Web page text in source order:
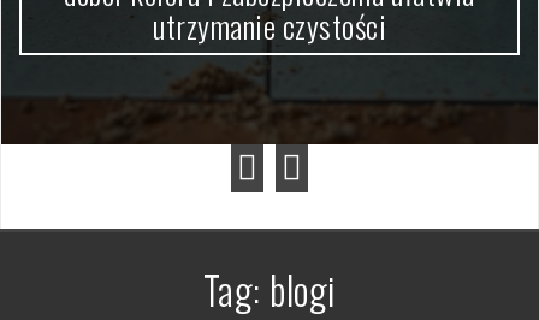
utrzymanie czystości
Tag: blogi